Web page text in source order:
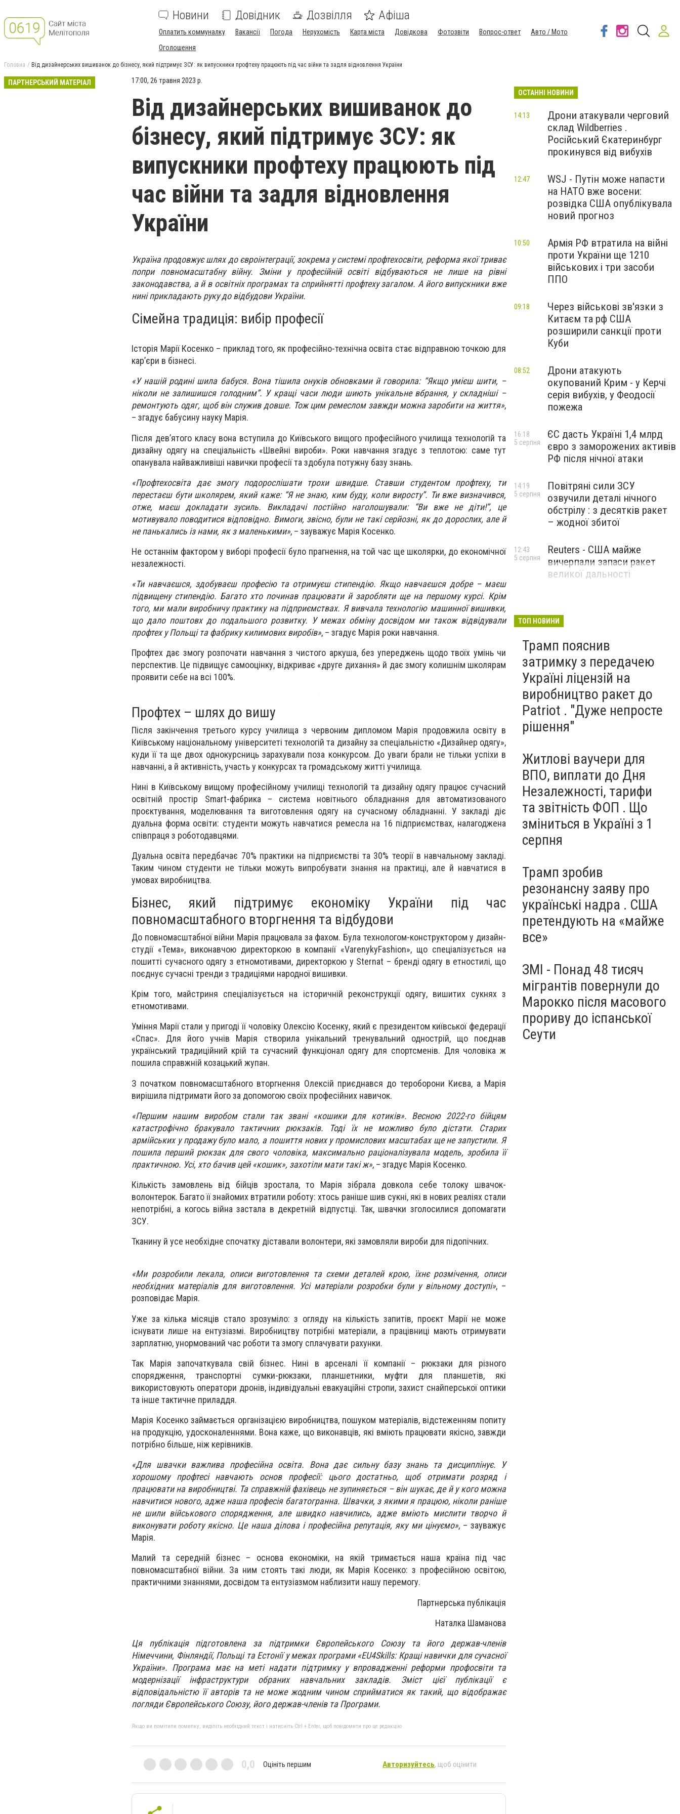
Новини Довідник Дозвілля Афіша
Оплатить коммуналку Вакансії Погода Нерухомість Карта міста Довідкова Фотозвіти Вопрос-ответ
Авто / Мото
Оголошення
Головна Від дизайнерських вишиванок до бізнесу, який підтримує ЗСУ: як випускники профтеху працюють під час війни та задля відновлення України
ПАРТНЕРСЬКИЙ МАТЕРІАЛ 17:00, 26 травня 2023 р.
Від дизайнерських вишиванок до
бізнесу, який підтримує ЗСУ: як
випускники профтеху працюють під
час війни та задля відновлення
України
Україна продовжує шлях до євроінтеграції, зокрема у системі профтехосвіти, реформа якої триває
попри повномасштабну війну. Зміни у професійній освіті відбуваються не лише на рівні
законодавства, а й в освітніх програмах та сприйнятті профтеху загалом. А його випускники вже
нині прикладають руку до відбудови України.
Сімейна традиція: вибір професії
Історія Марії Косенко – приклад того, як професійно-технічна освіта стає відправною точкою для
кар’єри в бізнесі.
«У нашій родині шила бабуся. Вона тішила онуків обновками й говорила: “Якщо умієш шити, –
ніколи не залишишся голодним”. У кращі часи люди шиють унікальне вбрання, у складніші –
ремонтують одяг, щоб він служив довше. Тож цим ремеслом завжди можна заробити на життя»,
– згадує бабусину науку Марія.
Після дев’ятого класу вона вступила до Київського вищого професійного училища технологій та
дизайну одягу на спеціальність «Швейні вироби». Роки навчання згадує з теплотою: саме тут
опанувала найважливіші навички професії та здобула потужну базу знань.
«Профтехосвіта дає змогу подорослішати трохи швидше. Ставши студентом профтеху, ти
перестаєш бути школярем, який каже: “Я не знаю, ким буду, коли виросту”. Ти вже визначився,
отже, маєш докладати зусиль. Викладачі постійно наголошували: “Ви вже не діти!”, це
мотивувало поводитися відповідно. Вимоги, звісно, були не такі серйозні, як до дорослих, але й
не панькались із нами, як з маленькими», – зауважує Марія Косенко.
Не останнім фактором у виборі професії було прагнення, на той час ще школярки, до економічної
незалежності.
«Ти навчаєшся, здобуваєш професію та отримуєш стипендію. Якщо навчаєшся добре – маєш
підвищену стипендію. Багато хто починав працювати й заробляти ще на першому курсі. Крім
того, ми мали виробничу практику на підприємствах. Я вивчала технологію машинної вишивки,
що дало поштовх до подальшого розвитку. У межах обміну досвідом ми також відвідували
профтех у Польщі та фабрику килимових виробів», – згадує Марія роки навчання.
Профтех дає змогу розпочати навчання з чистого аркуша, без упереджень щодо твоїх умінь чи
перспектив. Це підвищує самооцінку, відкриває «друге дихання» й дає змогу колишнім школярам
проявити себе на всі 100%.
Профтех – шлях до вишу
Після закінчення третього курсу училища з червоним дипломом Марія продовжила освіту в
Київському національному університеті технологій та дизайну за спеціальністю «Дизайнер одягу»,
куди її та ще двох однокурсниць зарахували поза конкурсом. До уваги брали не тільки успіхи в
навчанні, а й активність, участь у конкурсах та громадському житті училища.
Нині в Київському вищому професійному училищі технологій та дизайну одягу працює сучасний
освітній простір Smart-фабрика – система новітнього обладнання для автоматизованого
проєктування, моделювання та виготовлення одягу на сучасному обладнанні. У закладі діє
дуальна форма освіти: студенти можуть навчатися ремесла на 16 підприємствах, налагоджена
співпраця з роботодавцями.
Дуальна освіта передбачає 70% практики на підприємстві та 30% теорії в навчальному закладі.
Таким чином студенти не тільки можуть випробувати знання на практиці, але й навчатися в
умовах виробництва.
Бізнес, який підтримує економіку України під час
повномасштабного вторгнення та відбудови
До повномасштабної війни Марія працювала за фахом. Була технологом-конструктором у дизайн-
студії «Тема», виконавчою директоркою в компанії «VarenykyFashion», що спеціалізується на
пошитті сучасного одягу з етномотивами, директоркою у Sternat – бренді одягу в етностилі, що
поєднує сучасні тренди з традиціями народної вишивки.
Крім того, майстриня спеціалізується на історичній реконструкції одягу, вишитих сукнях з
етномотивами.
Уміння Марії стали у пригоді її чоловіку Олексію Косенку, який є президентом київської федерації
«Спас». Для його учнів Марія створила унікальний тренувальний однострій, що поєднав
український традиційний крій та сучасний функціонал одягу для спортсменів. Для чоловіка ж
пошила справжній козацький жупан.
З початком повномасштабного вторгнення Олексій приєднався до тероборони Києва, а Марія
вирішила підтримати його за допомогою своїх професійних навичок.
«Першим нашим виробом стали так звані «кошики для котиків». Весною 2022-го бійцям
катастрофічно бракувало тактичних рюкзаків. Тоді їх не можливо було дістати. Старих
армійських у продажу було мало, а пошиття нових у промислових масштабах ще не запустили. Я
пошила перший рюкзак для свого чоловіка, максимально раціоналізувала модель, зробила її
практичною. Усі, хто бачив цей «кошик», захотіли мати такі ж», – згадує Марія Косенко.
Кількість замовлень від бійців зростала, то Марія зібрала довкола себе толоку швачок-
волонтерок. Багато її знайомих втратили роботу: хтось раніше шив сукні, які в нових реаліях стали
непотрібні, а когось війна застала в декретній відпустці. Так, швачки зголосилися допомагати
ЗСУ.
Тканину й усе необхідне спочатку діставали волонтери, які замовляли вироби для підопічних.
«Ми розробили лекала, описи виготовлення та схеми деталей крою, їхнє розмічення, описи
необхідних матеріалів для виготовлення. Усі матеріали розробки були у вільному доступі», –
розповідає Марія.
Уже за кілька місяців стало зрозуміло: з огляду на кількість запитів, проєкт Марії не може
існувати лише на ентузіазмі. Виробництву потрібні матеріали, а працівниці мають отримувати
зарплатню, унормований час роботи та змогу сплачувати рахунки.
Так Марія започаткувала свій бізнес. Нині в арсеналі її компанії – рюкзаки для різного
спорядження, транспортні сумки-рюкзаки, планшетники, муфти для планшетів, які
використовують оператори дронів, індивідуальні евакуаційні стропи, захист снайперської оптики
та інше тактичне приладдя.
Марія Косенко займається організацією виробництва, пошуком матеріалів, відстеженням попиту
на продукцію, удосконаленнями. Вона каже, що виконавців, які вміють працювати якісно, завжди
потрібно більше, ніж керівників.
«Для швачки важлива професійна освіта. Вона дає сильну базу знань та дисциплінує. У
хорошому профтесі навчають основ професії: цього достатньо, щоб отримати розряд і
працювати на виробництві. Та справжній фахівець не зупиняється – він шукає, де й у кого можна
навчитися нового, адже наша професія багатогранна. Швачки, з якими я працюю, ніколи раніше
не шили військового спорядження, але швидко навчились, адже вміють мислити творчо й
виконувати роботу якісно. Це наша ділова і професійна репутація, яку ми цінуємо», – зауважує
Марія.
Малий та середній бізнес – основа економіки, на якій тримається наша країна під час
повномасштабної війни. За ним стоять такі люди, як Марія Косенко: з професійною освітою,
практичними знаннями, досвідом та ентузіазмом наблизити нашу перемогу.
Партнерська публікація
Наталка Шаманова
Ця публікація підготовлена за підтримки Європейського Союзу та його держав-членів
Німеччини, Фінляндії, Польщі та Естонії у межах програми «EU4Skills: Кращі навички для сучасної
України». Програма має на меті надати підтримку у впровадженні реформи профосвіти та
модернізації інфраструктури обраних навчальних закладів. Зміст цієї публікації є
відповідальністю її авторів та не може жодним чином сприйматися як такий, що відображає
погляди Європейського Союзу, його держав-членів та Програми.
Якщо ви помітили помилку, виділіть необхідний текст і натисніть Ctrl + Enter, щоб повідомити про це редакцію
0,0 Оцініть першим Авторизуйтесь, щоб оцінити
ОСТАННІ НОВИНИ
Дрони атакували черговий
склад Wildberries .
Російський Єкатеринбург
прокинувся від вибухів
14:13
WSJ - Путін може напасти
на НАТО вже восени:
розвідка США опублікувала
новий прогноз
12:47
Армія РФ втратила на війні
проти України ще 1210
військових і три засоби
ППО
10:50
Через військові зв'язки з
Китаєм та рф США
розширили санкції проти
Куби
09:18
Дрони атакують
окупований Крим - у Керчі
серія вибухів, у Феодосії
пожежа
08:52
ЄС дасть Україні 1,4 млрд
євро з заморожених активів
РФ після нічної атаки
16:18
5 серпня
Повітряні сили ЗСУ
озвучили деталі нічного
обстрілу : з десятків ракет
– жодної збитої
14:19
5 серпня
Reuters - США майже
вичерпали запаси ракет
великої дальності
12:43
5 серпня
ТОП НОВИНИ
Трамп пояснив
затримку з передачею
Україні ліцензій на
виробництво ракет до
Patriot . "Дуже непросте
рішення"
Житлові ваучери для
ВПО, виплати до Дня
Незалежності, тарифи
та звітність ФОП . Що
зміниться в Україні з 1
серпня
Трамп зробив
резонансну заяву про
українські надра . США
претендують на «майже
все»
ЗМІ - Понад 48 тисяч
мігрантів повернули до
Марокко після масового
прориву до іспанської
Сеути